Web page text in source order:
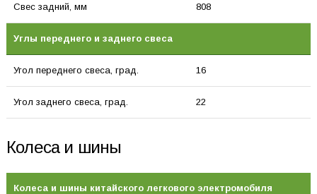
Свес задний, мм 808
Углы переднего и заднего свеса
Угол переднего свеса, град. 16
Угол заднего свеса, град. 22
Колеса и шины
Колеса и шины китайского легкового электромобиля